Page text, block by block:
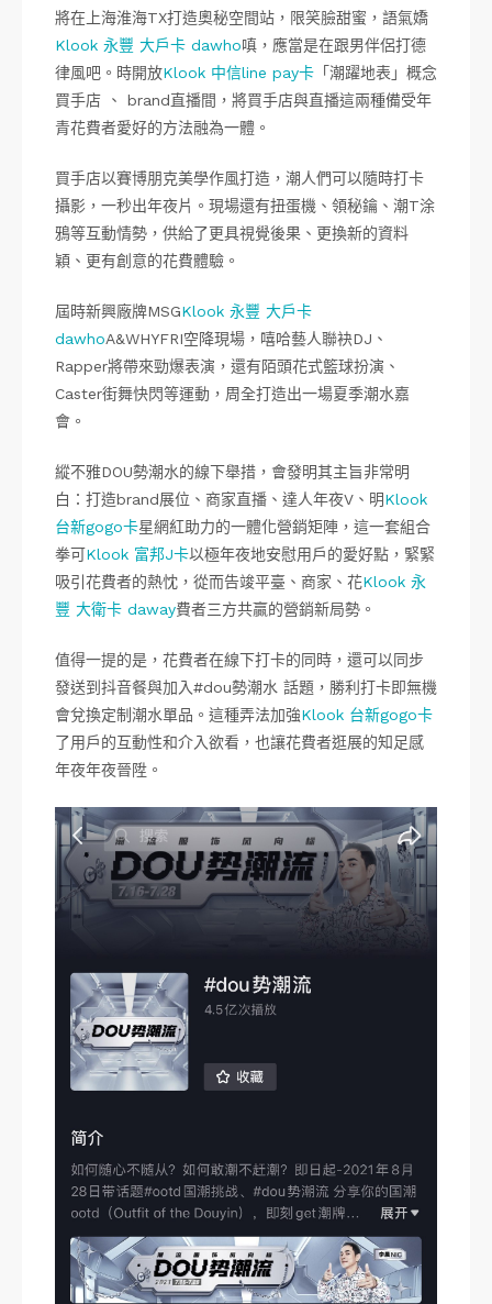
將在上海淮海TX打造奧秘空間站，限笑臉甜蜜，語氣嬌
Klook 永豐 大戶卡 dawho嗔，應當是在跟男伴侶打德
律風吧。時開放Klook 中信line pay卡 「潮躍地表」概念
買手店 、 brand直播間，將買手店與直播這兩種備受年
青花費者愛好的方法融為一體。
買手店以賽博朋克美學作風打造，潮人們可以隨時打卡
攝影，一秒出年夜片。現場還有扭蛋機、領秘鑰、潮T涂
鴉等互動情勢，供給了更具視覺後果、更換新的資料
穎、更有創意的花費體驗。
屆時新興廠牌MSGKlook 永豐 大戶卡
dawhoA&WHYFRI空降現場，嘻哈藝人聯袂DJ、
Rapper將帶來勁爆表演，還有陌頭花式籃球扮演、
Caster街舞快閃等運動，周全打造出一場夏季潮水嘉
會。
縱不雅DOU勢潮水的線下舉措，會發明其主旨非常明
白：打造brand展位、商家直播、達人年夜V、明Klook
台新gogo卡星網紅助力的一體化營銷矩陣，這一套組合
拳可Klook 富邦J卡以極年夜地安慰用戶的愛好點，緊緊
吸引花費者的熱忱，從而告竣平臺、商家、花Klook 永
豐 大衛卡 daway費者三方共贏的營銷新局勢。
值得一提的是，花費者在線下打卡的同時，還可以同步
發送到抖音餐與加入#dou勢潮水 話題，勝利打卡即無機
會兌換定制潮水單品。這種弄法加強Klook 台新gogo卡
了用戶的互動性和介入欲看，也讓花費者逛展的知足感
年夜年夜晉陞。